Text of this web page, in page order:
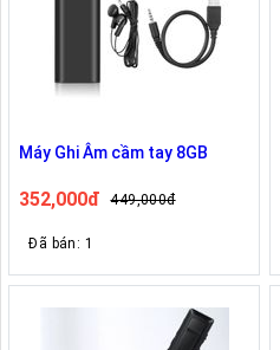
Máy Ghi Âm cầm tay 8GB
352,000đ 449,000đ
Đã bán: 1